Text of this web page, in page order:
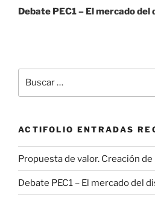
entrada
Debate PEC1 – El mercado del
por:
ACTIFOLIO ENTRADAS
Propuesta de valor. Creación
Debate PEC1 – El mercado del